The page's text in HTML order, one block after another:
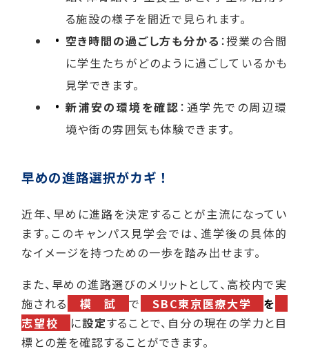
る施設の様子を間近で見られます。
空き時間の過ごし方も分かる ：授業の合間
に学生たちがどのように過ごしているかも
見学できます。
新浦安の環境を確認 ：通学先での周辺環
境や街の雰囲気も体験できます。
早めの進路選択がカギ！
近年、早めに進路を決定することが主流になってい
ます。このキャンパス見学会では、進学後の具体的
なイメージを持つための一歩を踏み出せます。
また、早めの進路選びのメリットとして、高校内で実
施される
模 試 で SBC東京医療大学
を
志望校
に設定することで、自分の現在の学力と目
標との差を確認することができます。